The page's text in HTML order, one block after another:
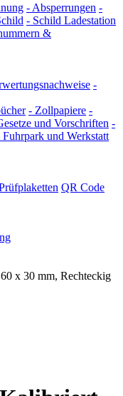
- Absperrungen -
- Schild Ladestation
&
-
- Zollpapiere -
und Vorschriften -
Fuhrpark und Werkstatt
QR Code
x 30 mm, Rechteckig